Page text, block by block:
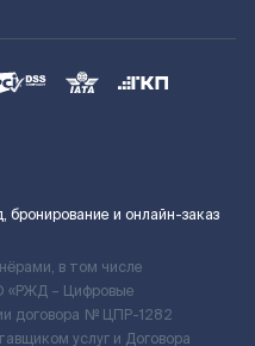
и онлайн-заказ
в том числе
«РЖД – Цифровые
договора № ЦПР-1282
услуг и Договора